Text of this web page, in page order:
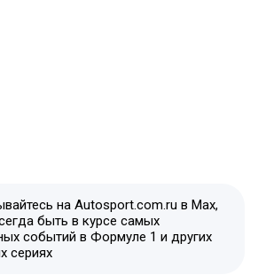
на Autosport.com.ru в Max,
быть в курсе самых
событий в Формуле 1 и других
сериях